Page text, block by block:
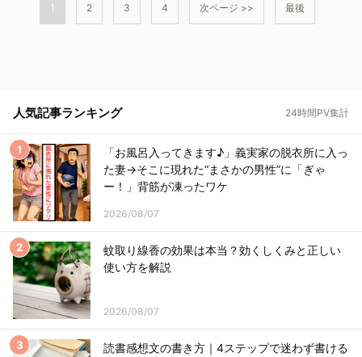
1 2 3 4 次ページ >> 最後
人気記事ランキング 24時間PV集計
「お風呂入ってきます♪」義実家の脱衣所に入っ
た妻→そこに現れた“まさかの男性”に「ぎゃ
ー！」背筋が凍ったワケ
2026/08/07
蚊取り線香の効果は本当？効くしくみと正しい
使い方を解説
2026/08/07
読書感想文の書き方｜4ステップで迷わず書ける